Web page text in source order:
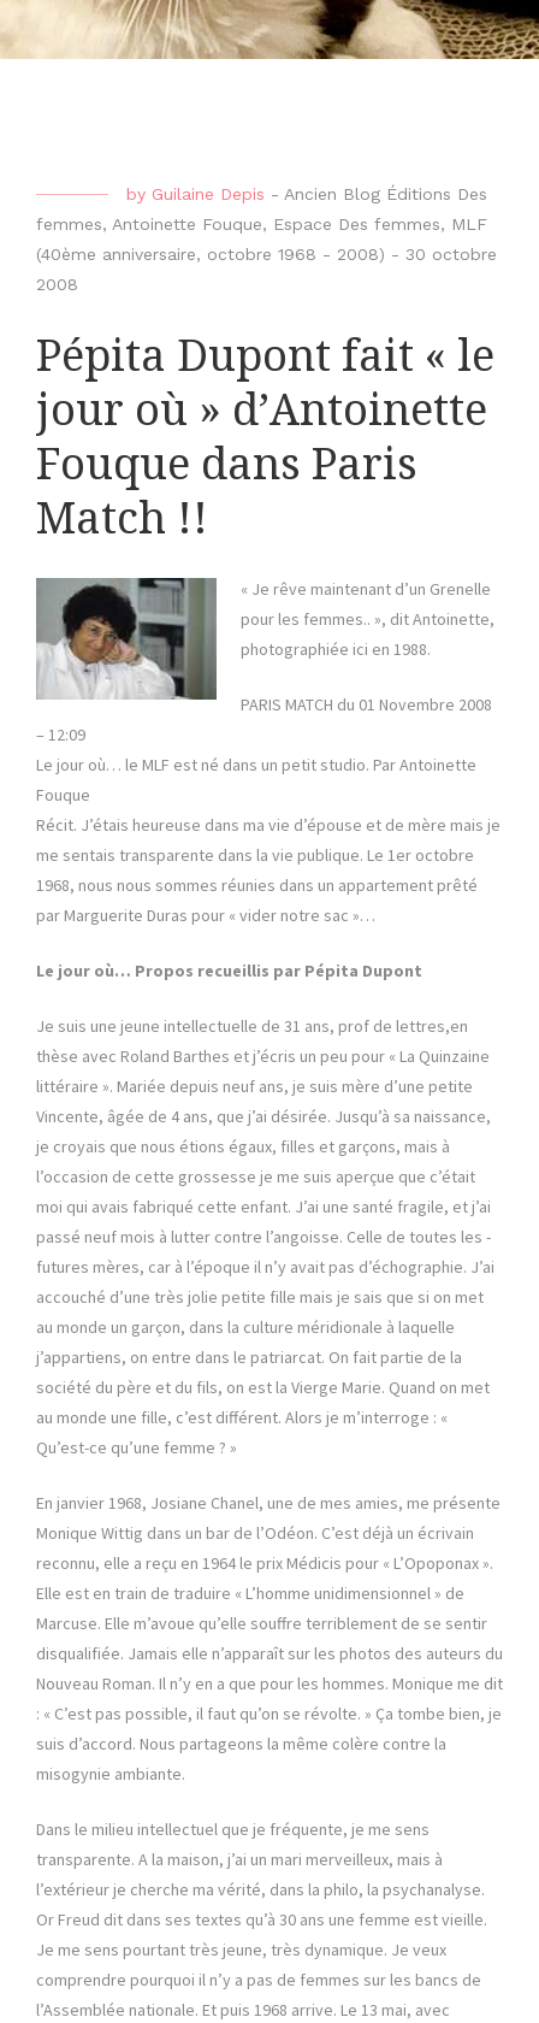
by Guilaine Depis - Ancien Blog Éditions Des
femmes, Antoinette Fouque, Espace Des femmes, MLF
(40ème anniversaire, octobre 1968 - 2008) - 30 octobre
2008
Pépita Dupont fait « le
jour où » d’Antoinette
Fouque dans Paris
Match !!
« Je rêve maintenant d’un Grenelle
pour les femmes.. », dit Antoinette,
photographiée ici en 1988.
PARIS MATCH du 01 Novembre 2008
– 12:09
Le jour où… le MLF est né dans un petit studio. Par Antoinette
Fouque
Récit. J’étais heureuse dans ma vie d’épouse et de mère mais je
me sentais transparente dans la vie publique. Le 1er octobre
1968, nous nous sommes réunies dans un appartement prêté
par Marguerite Duras pour « vider notre sac »…
Le jour où… Propos recueillis par Pépita Dupont
Je suis une jeune intellectuelle de 31 ans, prof de lettres,en
thèse avec Roland Barthes et j’écris un peu pour « La Quinzaine
littéraire ». Mariée depuis neuf ans, je suis mère d’une petite
Vincente, âgée de 4 ans, que j’ai désirée. Jusqu’à sa naissance,
je croyais que nous étions égaux, filles et garçons, mais à
l’occasion de cette grossesse je me suis aperçue que c’était
moi qui avais fabriqué cette enfant. J’ai une santé fragile, et j’ai
passé neuf mois à lutter contre l’angoisse. Celle de toutes les ­
futures mères, car à l’époque il n’y avait pas d’échographie. J’ai
accouché d’une très jolie petite fille mais je sais que si on met
au monde un garçon, dans la culture méridionale à laquelle
j’appartiens, on ­entre dans le patriarcat. On fait partie de la
société du père et du fils, on est la Vierge Marie. Quand on met
au monde une fille, c’est différent. Alors je m’interroge : «
Qu’est-ce qu’une femme ? »
En janvier 1968, Josiane Chanel, une de mes amies, me présente
­Monique Wittig dans un bar de l’Odéon. C’est déjà un écrivain
reconnu, elle a reçu en 1964 le prix Médicis pour « L’Opoponax ».
Elle est en train de traduire « L’homme unidimensionnel » de
Marcuse. Elle m’avoue qu’elle souffre terriblement de se sentir
disqualifiée. Jamais elle n’apparaît sur les photos des auteurs du
Nouveau Roman. Il n’y en a que pour les hommes. Monique me dit
: « C’est pas possible, il faut qu’on se révolte. » Ça tombe bien, je
suis d’accord. Nous partageons la même colère contre la
misogynie ambiante.
Dans le milieu intellectuel que je fréquente, je me sens
transparente. A la maison, j’ai un mari merveilleux, mais à
l’extérieur je cherche ma vérité, dans la philo, la psychanalyse.
Or Freud dit dans ses textes qu’à 30 ans une femme est vieille.
Je me sens pourtant très jeune, très dynamique. Je veux
comprendre pourquoi il n’y a pas de femmes sur les bancs de
l’Assemblée nationale. Et puis 1968 arrive. Le 13 mai, avec